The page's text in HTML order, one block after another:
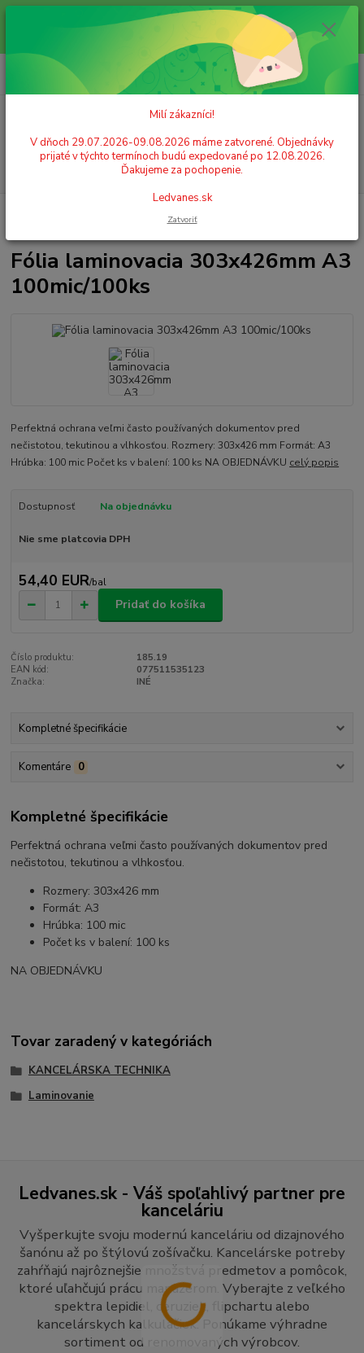
Milí zákazníci! V dňoch 29.07.2026-09.08.2026 máme zatvorené.
Objednávky prijaté v týchto termínoch budú expedované po 12.08.2026.
Ďakujeme za pochopenie. Ledvanes.sk
+421 908 755 958
Po. - Pia. od 9:00 hod. - 16:00 hod.
za0,00 EUR
Fólia laminovacia 303x426mm A3
100mic/100ks
Perfektná ochrana veľmi často používaných dokumentov pred
nečistotou, tekutinou a vlhkosťou. Rozmery: 303x426 mm Formát: A3
Hrúbka: 100 mic Počet ks v balení: 100 ks NA OBJEDNÁVKU celý popis
Dostupnosť Na objednávku
Nie sme platcovia DPH
54,40 EUR/bal
Pridať do košíka
Číslo produktu:
185.19
EAN kód:
077511535123
Značka:
INÉ
Kompletné špecifikácie
Komentáre 0
Kompletné špecifikácie
Perfektná ochrana veľmi často používaných dokumentov pred
nečistotou, tekutinou a vlhkosťou.
Rozmery: 303x426 mm
Formát: A3
Hrúbka: 100 mic
Počet ks v balení: 100 ks
NA OBJEDNÁVKU
Tovar zaradený v kategóriách
KANCELÁRSKA TECHNIKA
Laminovanie
Ledvanes.sk - Váš spoľahlivý partner pre
kanceláriu
Vyšperkujte svoju modernú kanceláriu od dizajnového
šanónu až po štýlovú zošívačku. Kancelárske potreby
zahŕňajú najrôznejšie množstvá predmetov a pomôcok,
ktoré uľahčujú prácu manažérom. Vyberajte z veľkého
spektra lepidiel, ceruziek, flipchartu alebo
kancelárskych kalkulačiek. Ponúkame výhradne
sortiment od renomovaných výrobcov.
Milí zákazníci!
V dňoch 29.07.2026-09.08.2026 máme zatvorené. Objednávky
prijaté v týchto termínoch budú expedované po 12.08.2026.
Ďakujeme za pochopenie.
Ledvanes.sk
Zatvoriť